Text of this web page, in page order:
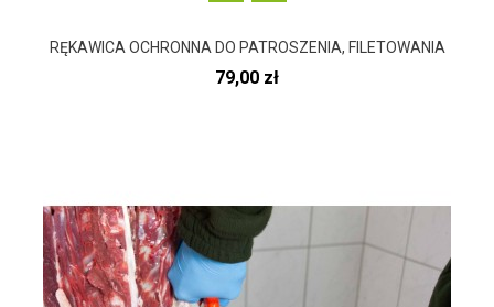
RĘKAWICA OCHRONNA DO PATROSZENIA, FILETOWANIA
Cena
79,00 zł